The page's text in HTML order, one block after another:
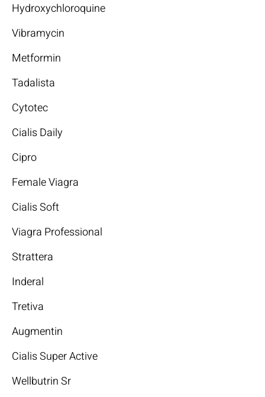
Hydroxychloroquine
Vibramycin
Metformin
Tadalista
Cytotec
Cialis Daily
Cipro
Female Viagra
Cialis Soft
Viagra Professional
Strattera
Inderal
Tretiva
Augmentin
Cialis Super Active
Wellbutrin Sr